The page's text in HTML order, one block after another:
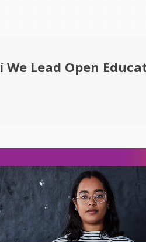
Lead Open